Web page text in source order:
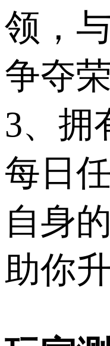
领，
争夺
3、拥
每日
自身
助你